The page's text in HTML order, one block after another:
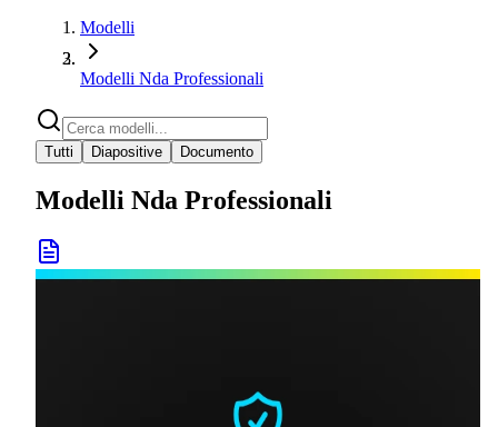
Modelli
Modelli Nda Professionali
Tutti Diapositive Documento
Modelli Nda Professionali